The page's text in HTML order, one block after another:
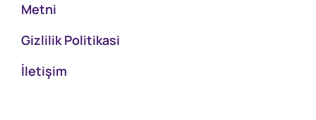
Metni
Gizlilik Politikasi
İletişim